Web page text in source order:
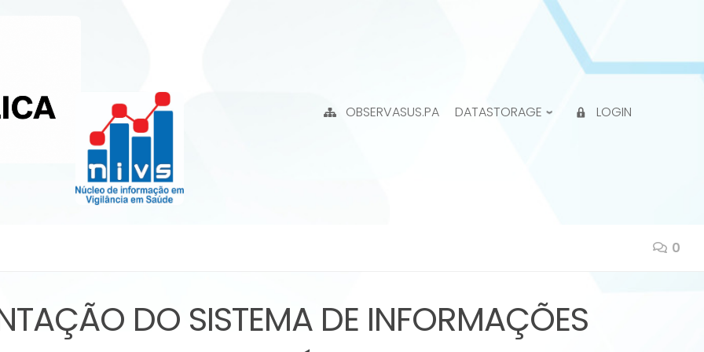
OBSERVASUS.PA DATASTORAGE LOGIN
0
DO SISTEMA DE INFORMAÇÕES